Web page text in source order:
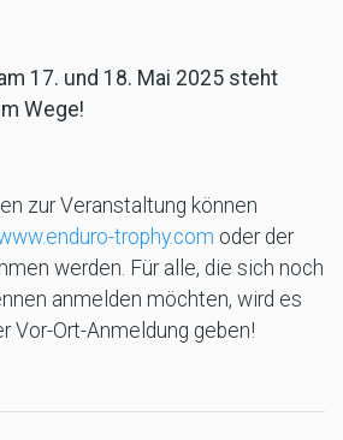
17. und 18. Mai 2025 steht
Wege!
zur Veranstaltung können
trophy.com oder der
werden. Für alle, die sich noch
anmelden möchten, wird es
Vor-Ort-Anmeldung geben!